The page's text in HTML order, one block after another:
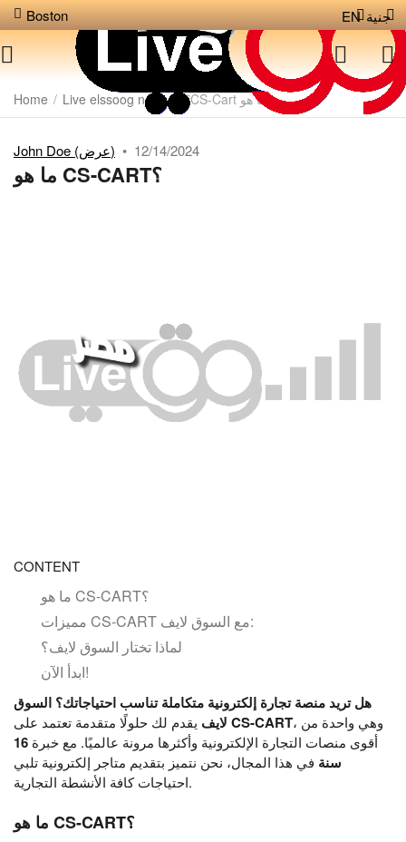
Boston جنية EN
Home / Live elssoog news / ما هو CS-Cart؟
John Doe (عرض) • 12/14/2024
ما هو CS-CART؟
CONTENT
ما هو CS-CART؟
مميزات CS-CART مع السوق لايف:
لماذا تختار السوق لايف؟
ابدأ الآن!
هل تريد منصة تجارة إلكترونية متكاملة تناسب احتياجاتك؟ السوق
لايف CS-CART، وهي واحدة من
أقوى منصات التجارة الإلكترونية وأكثرها مرونة عالميًا. مع خبرة 16
سنة في هذا المجال، نحن نتميز بتقديم متاجر إلكترونية تلبي
احتياجات كافة الأنشطة التجارية.
ما هو CS-CART؟